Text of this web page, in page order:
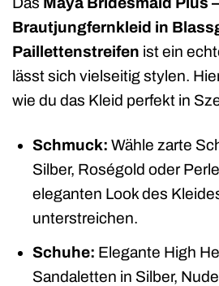
Brautjungfernkleid in
Paillettenstreifen ist ein
lässt sich vielseitig stylen.
wie du das Kleid perfekt in
Schmuck: Wähle zarte
Silber, Roségold oder
eleganten Look des
unterstreichen.
Schuhe: Elegante High
Sandaletten in Silber,